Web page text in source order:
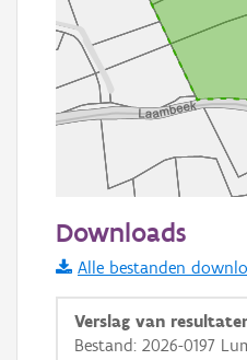
Informatie Vlaanderen
i
Downloads
Alle bestanden
Verslag van
Bestand: 2026-0197